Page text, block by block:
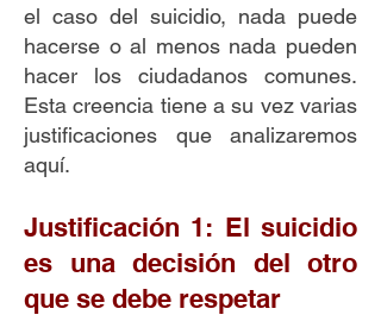
el caso del suicidio, nada puede
hacerse o al menos nada pueden
hacer los ciudadanos comunes.
Esta creencia tiene a su vez varias
justificaciones que analizaremos
aquí.
Justificación 1: El suicidio
es una decisión del otro
que se debe respetar